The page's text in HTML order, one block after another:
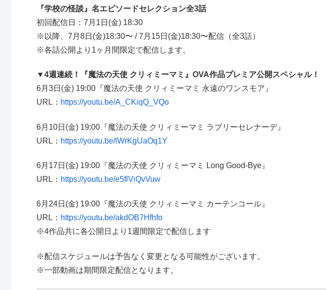
『学校の怪談』名エピソードセレクション全3話
初回配信日：7月1日(金) 18:30
※以降、7月8日(金)18:30〜 / 7月15日(金)18:30〜配信（全3話）
※各話公開より1ヶ月間限定で配信します。
▼4週連続！『魔法の天使 クリィミーマミ』OVA作品プレミア公開スペシャル！
6月3日(金) 19:00『魔法の天使 クリィミーマミ 永遠のワンスモア』
URL： https://youtu.be/A_CKiqQ_VQo
6月10日(金) 19:00『魔法の天使 クリィミーマミ ラブリーセレナーデ』
URL： https://youtu.be/lWrKgUaOq1Y
6月17日(金) 19:00『魔法の天使 クリィミーマミ Long Good-Bye』
URL： https://youtu.be/e5flViQvVuw
6月24日(金) 19:00『魔法の天使 クリィミーマミ カーテンコール』
URL： https://youtu.be/akdOB7Hfhfo
※4作品共に各公開日より1週間限定で配信します
※配信スケジュールは予告なく変更となる可能性がございます。
※一部動画は期間限定配信となります。